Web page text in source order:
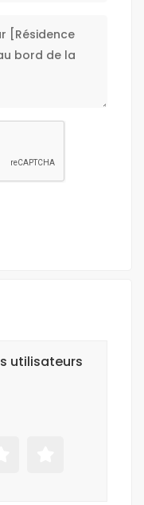
utilisateurs